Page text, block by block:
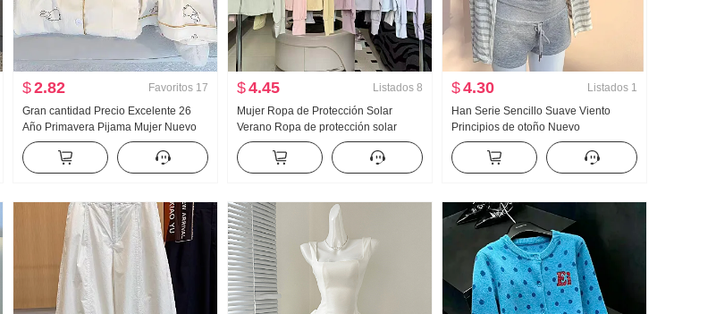
$2.82 Favoritos 17
Gran cantidad Precio Excelente 26
Año Primavera Pijama Mujer Nuevo
Nubes Algodón Manga Larga
Pequeño cuello vuelto Ropa de casa
Conjunto Transmisión en vivo Alto
$4.45 Listados 8
Mujer Ropa de Protección Solar
Verano Ropa de protección solar
Nailon Versión ligera Hielo Seda
Transpirable Abrigo Holgado Talla
grande Sudadera con capucha
$4.30 Listados 1
Han Serie Sencillo Suave Viento
Principios de otoño Nuevo
Adelgazante Camisa de protección
solar Manga Larga Camisola Caliente
y picante Minifalda Conjunto de tres